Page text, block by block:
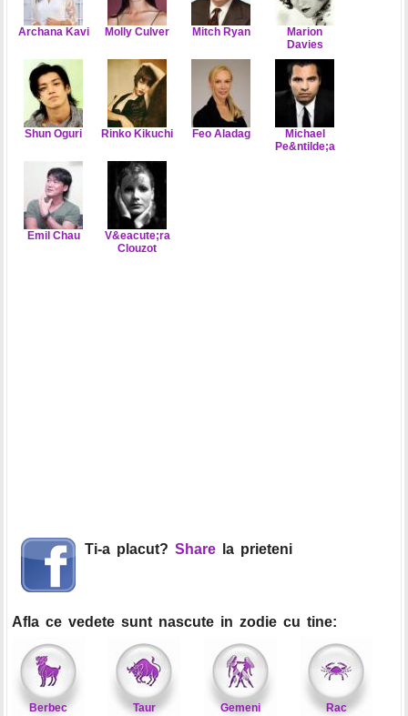
Archana Kavi Molly Culver Mitch Ryan
Marion
Davies
Shun Oguri Rinko Kikuchi Feo Aladag
Michael
Pe&ntilde;a
Emil Chau
V&eacute;ra
Clouzot
Ti-a placut? Share la prieteni
Afla ce vedete sunt nascute in zodie cu tine:
Berbec Taur Gemeni Rac